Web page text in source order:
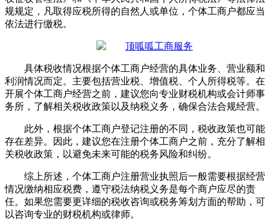
规规定，凡取得应税所得的自然人或单位，个体工商户都应当
依法进行缴税。
具体税收情况根据个体工商户经营的具体业务、营业额和
利润情况而定。主要包括营业税、增值税、个人所得税等。在
开展个体工商户经营之前，建议您向专业财税机构或会计师事
务所，了解相关税收政策以及纳税义务，确保合法合规经营。
此外，根据个体工商户登记注册的不同，税收政策也可能
存在差异。因此，建议您在注册个体工商户之前，充分了解相
关税收政策，以避免未来可能的税务风险和纠纷。
综上所述，个体工商户注册营业执照后一般需要根据经营
情况缴纳相应税费，遵守税法纳税义务是每个商户应尽的责
任。如果您需要更详细的税收咨询或税务筹划方面的帮助，可
以咨询专业的财税机构或律师。